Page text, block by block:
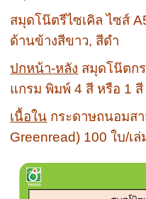
สมุดโน๊ตรีไซเคิล ไซส์
ด้านข้างสีขาว, สีดำ
ปกหน้า-หลัง สมุดโน๊ตก
แกรม พิมพ์ 4 สี หรือ 1 สี
เนื้อใน กระดาษถนอมส
Greenread) 100 ใบ/เ